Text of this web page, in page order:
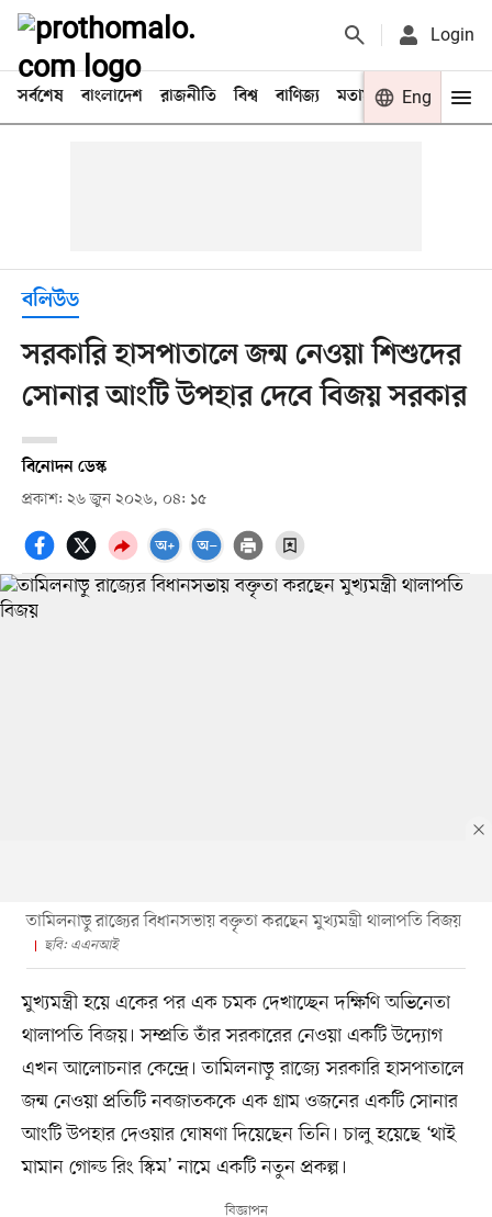
Login
সর্বশেষ বাংলাদেশ রাজনীতি বিশ্ব বাণিজ্য মতামত খেলা
Eng
বলিউড
সরকারি হাসপাতালে জন্ম নেওয়া শিশুদের
সোনার আংটি উপহার দেবে বিজয় সরকার
বিনোদন ডেস্ক
প্রকাশ: ২৬ জুন ২০২৬, ০৪: ১৫
তামিলনাড়ু রাজ্যের বিধানসভায় বক্তৃতা করছেন মুখ্যমন্ত্রী থালাপতি বিজয়
ছবি: এএনআই
মুখ্যমন্ত্রী হয়ে একের পর এক চমক দেখাচ্ছেন দক্ষিণি অভিনেতা
থালাপতি বিজয়। সম্প্রতি তাঁর সরকারের নেওয়া একটি উদ্যোগ
এখন আলোচনার কেন্দ্রে। তামিলনাড়ু রাজ্যে সরকারি হাসপাতালে
জন্ম নেওয়া প্রতিটি নবজাতককে এক গ্রাম ওজনের একটি সোনার
আংটি উপহার দেওয়ার ঘোষণা দিয়েছেন তিনি। চালু হয়েছে ‘থাই
মামান গোল্ড রিং স্কিম’ নামে একটি নতুন প্রকল্প।